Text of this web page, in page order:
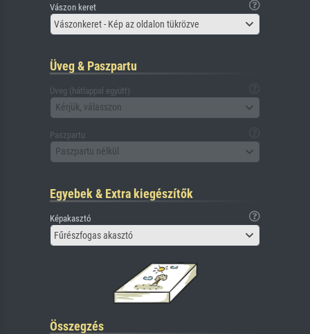
Vászon keret
Vászonkeret - Kép az oldalon tükrözve
Üveg & Paszpartu
Üveg (hátlappal együtt)
Kérjük, válasszon
Paszpartu
Paszpartu nélkül
Egyebek & Extra kiegészítők
Képakasztó
Fűrészfogas akasztó
Összegzés